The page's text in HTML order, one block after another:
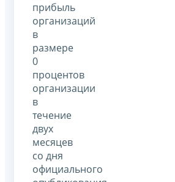
прибыль
организаций
в
размере
0
процентов
организации
в
течение
двух
месяцев
со дня
официального